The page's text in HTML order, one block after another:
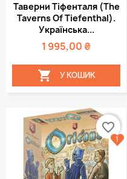
Таверни Тіфенталя (The
Taverns Of Tiefenthal).
Українська...
1 995,00 ₴
 У КОШИК
favorite_border
1